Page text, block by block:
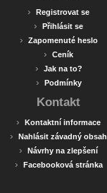
› Registrovat se
› Přihlásit se
› Zapomenuté heslo
› Ceník
› Jak na to?
› Podmínky
Kontakt
› Kontaktní informace
› Nahlásit závadný obsah
› Návrhy na zlepšení
› Facebooková stránka